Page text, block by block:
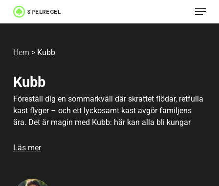
Hoppa
till
Meny
Hem >Kubb
Kubb
Föreställ dig en sommarkväll där skrattet flödar, retfulla
kast flyger – och ett lyckosamt kast avgör familjens
ära. Det är magin med Kubb: här kan alla bli kungar
spel utan ett ritual som får barnen att lägga ifrån sig
artikeln avslöjar vi exakt hur du behärskar Kubb – från
Läs mer